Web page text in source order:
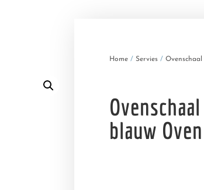
Home / Servies / Ovenschaal
blauw Oven